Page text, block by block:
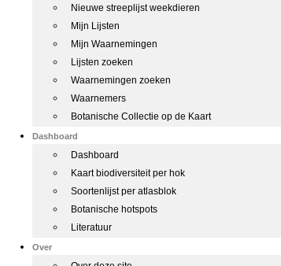
Nieuwe streeplijst weekdieren
Mijn Lijsten
Mijn Waarnemingen
Lijsten zoeken
Waarnemingen zoeken
Waarnemers
Botanische Collectie op de Kaart
Dashboard
Dashboard
Kaart biodiversiteit per hok
Soortenlijst per atlasblok
Botanische hotspots
Literatuur
Over